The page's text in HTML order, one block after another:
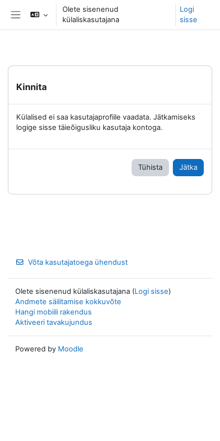
Jäta vahele peasisuni
Küljepaneel
Olete sisenenud
külaliskasutajana
Logi
sisse
Kinnita
Külalised ei saa kasutajaprofiile vaadata. Jätkamiseks
logige sisse täieõigusliku kasutaja kontoga.
Tühista Jätka
Võta kasutajatoega ühendust
Olete sisenenud külaliskasutajana (Logi sisse)
Andmete säilitamise kokkuvõte
Hangi mobiili rakendus
Aktiveeri tavakujundus
Powered by Moodle